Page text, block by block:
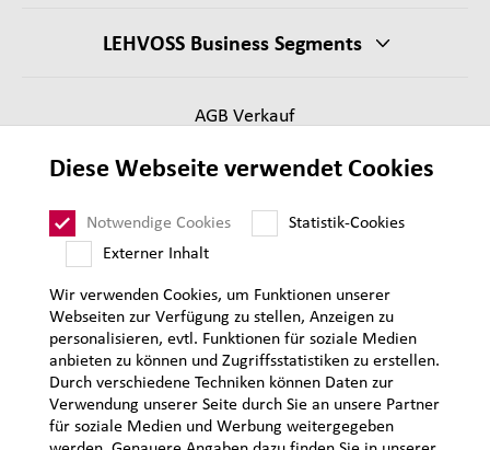
LEHVOSS Business Segments
AGB Verkauf
Impressum
Datenschutz
Diese Webseite verwendet Cookies
Notwendige Cookies
Statistik-Cookies
Externer Inhalt
Wir verwenden Cookies, um Funktionen unserer
Webseiten zur Verfügung zu stellen, Anzeigen zu
personalisieren, evtl. Funktionen für soziale Medien
anbieten zu können und Zugriffsstatistiken zu erstellen.
Durch verschiedene Techniken können Daten zur
Verwendung unserer Seite durch Sie an unsere Partner
für soziale Medien und Werbung weitergegeben